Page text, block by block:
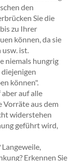
den
Sie die
zu Ihrer
können, da sie
ist.
niemals hungrig
diejenigen
können".
auf alle
Vorräte aus dem
widerstehen
geführt wird,
Erkennen Sie